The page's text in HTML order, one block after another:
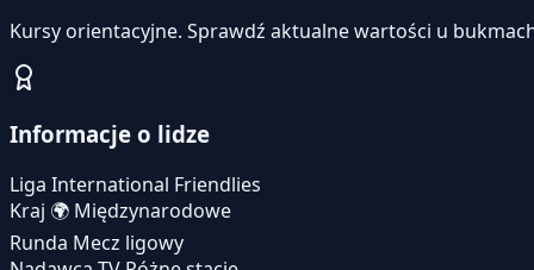
Kursy orientacyjne. Sprawdź aktualne wartości u
Informacje o lidze
Liga International Friendlies
Kraj 🌍 Międzynarodowe
Runda Mecz ligowy